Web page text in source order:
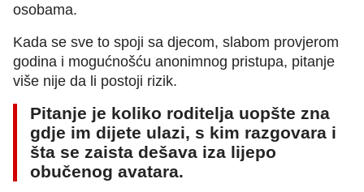
osobama.
Kada se sve to spoji sa djecom, slabom provjerom
godina i mogućnošću anonimnog pristupa, pitanje
više nije da li postoji rizik.
Pitanje je koliko roditelja uopšte zna
gdje im dijete ulazi, s kim razgovara i
šta se zaista dešava iza lijepo
obučenog avatara.